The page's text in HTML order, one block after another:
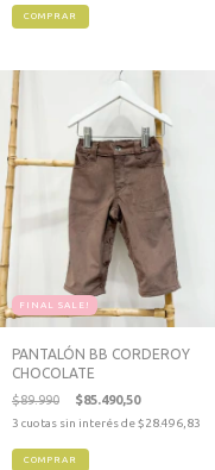
COMPRAR
FINAL SALE!
PANTALÓN BB CORDEROY
CHOCOLATE
$89.990 $85.490,50
3 cuotas sin interés de$28.496,83
COMPRAR